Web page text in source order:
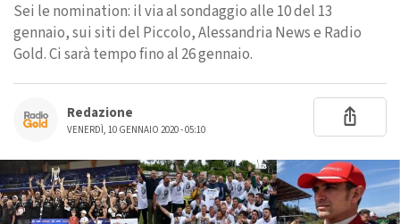
Sei le nomination: il via al sondaggio alle 10 del 13
gennaio, sui siti del Piccolo, Alessandria News e Radio
Gold. Ci sarà tempo fino al 26 gennaio.
Redazione
VENERDÌ, 10 GENNAIO 2020 - 05:10